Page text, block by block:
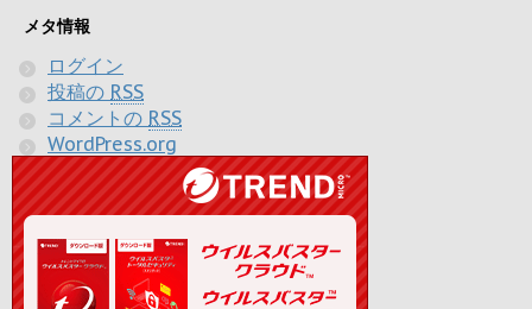
メタ情報
ログイン
投稿の RSS
コメントの RSS
WordPress.org